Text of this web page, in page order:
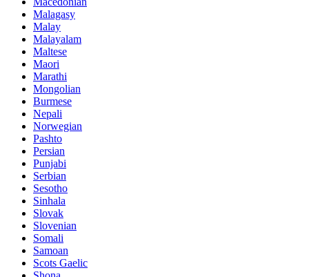
Malagasy
Malay
Malayalam
Maltese
Maori
Marathi
Mongolian
Burmese
Nepali
Norwegian
Pashto
Persian
Punjabi
Serbian
Sesotho
Sinhala
Slovak
Slovenian
Somali
Samoan
Scots Gaelic